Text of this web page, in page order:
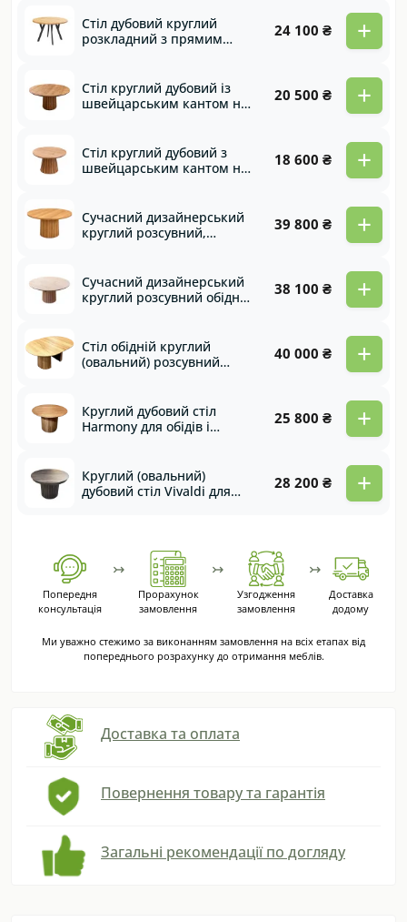
Стіл дубовий круглий
розкладний з прямим
24 100 ₴ +
Стіл круглий дубовий із
швейцарським кантом на
20 500 ₴ +
Стіл круглий дубовий з
швейцарським кантом на
18 600 ₴ +
Сучасний дизайнерський
круглий розсувний,
дерев’яній опорі Magic
39 800 ₴ +
Сучасний дизайнерський
круглий розсувний обідній
38 100 ₴ +
Стіл обідній круглий
(овальний) розсувний
40 000 ₴ +
Круглий дубовий стіл
Harmony для обідів і
25 800 ₴ +
Круглий (овальний)
дубовий стіл Vivaldi для
28 200 ₴ +
Попередня
консультація
↣
Прорахунок
замовлення
↣
Узгодження
замовлення
↣
Доставка
додому
Ми уважно стежимо за виконанням замовлення на всіх етапах від
попереднього розрахунку до отримання меблів.
Доставка та оплата
Повернення товару та гарантія
Загальні рекомендації по догляду